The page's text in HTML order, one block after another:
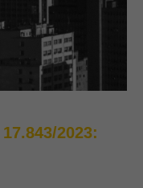
2023: